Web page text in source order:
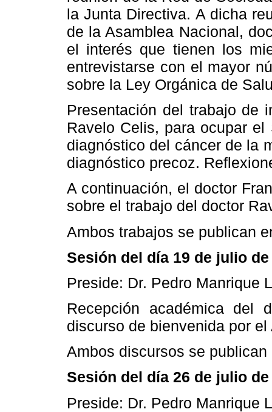
la Junta Directiva. A dicha
de la Asamblea Nacional,
el interés que tienen los
entrevistarse con el mayor
sobre la Ley Orgánica de
Presentación del trabajo de
Ravelo Celis, para ocupar
diagnóstico del cáncer de la
diagnóstico precoz.
A continuación, el doctor
sobre el trabajo del doctor
Ambos trabajos se publican
Sesión del día 19 de julio de
Preside: Dr. Pedro Manrique
Recepción académica del
discurso de bienvenida por
Ambos discursos se
Sesión del día 26 de julio de
Preside: Dr. Pedro Manrique